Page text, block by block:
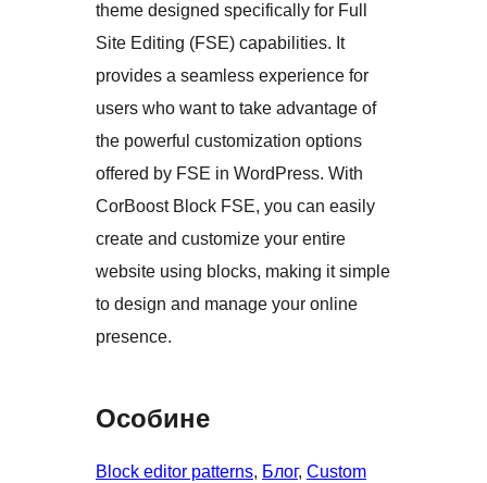
theme designed specifically for Full
Site Editing (FSE) capabilities. It
provides a seamless experience for
users who want to take advantage of
the powerful customization options
offered by FSE in WordPress. With
CorBoost Block FSE, you can easily
create and customize your entire
website using blocks, making it simple
to design and manage your online
presence.
Особине
Block editor patterns, Блог, Custom